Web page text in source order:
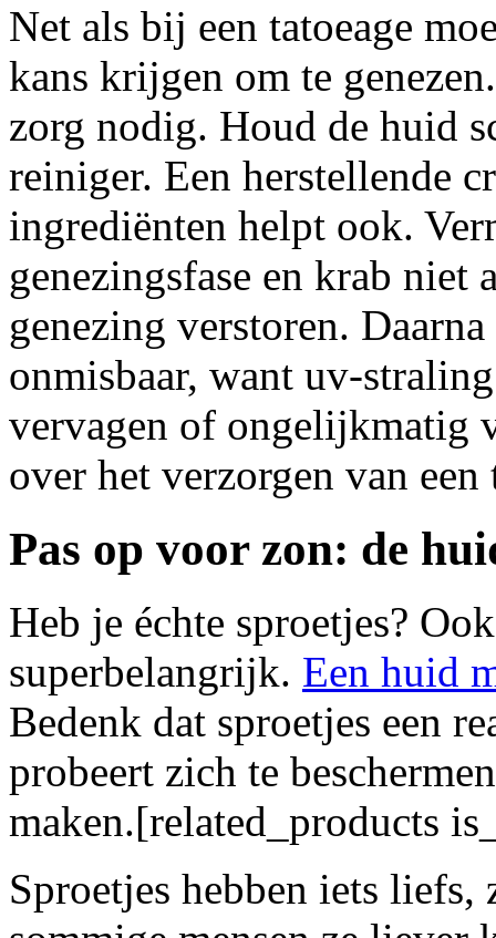
Net als bij een tatoeage
kans krijgen om te
zorg nodig. Houd de huid
reiniger. Een herstellende
ingrediënten helpt ook.
genezingsfase en krab niet
genezing verstoren.
onmisbaar, want uv-
vervagen of ongelijkmatig
over het verzorgen van een
Pas op voor zon: de
Heb je échte sproetjes?
superbelangrijk. Een huid
Bedenk dat sproetjes een
probeert zich te
maken.[related_products
Sproetjes hebben iets